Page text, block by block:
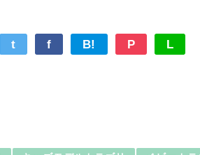
t f B! P L